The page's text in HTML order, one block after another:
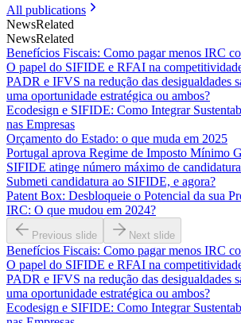
All publications
NewsRelated
NewsRelated
Benefícios Fiscais: Como pagar menos IRC
O papel do SIFIDE e RFAI na
PADR e IFVS na redução das desigualdades
uma oportunidade estratégica ou ambos?
Ecodesign e SIFIDE: Como Integrar
nas Empresas
Orçamento do Estado: o que muda em 2025
Portugal aprova Regime de Imposto Mínimo
SIFIDE atinge número máximo de
Submeti candidatura ao SIFIDE, e agora?
Patent Box: Desbloqueie o Potencial da sua
IRC: O que mudou em 2024?
Previous slide Next slide
Benefícios Fiscais: Como pagar menos IRC
O papel do SIFIDE e RFAI na
PADR e IFVS na redução das desigualdades
uma oportunidade estratégica ou ambos?
Ecodesign e SIFIDE: Como Integrar